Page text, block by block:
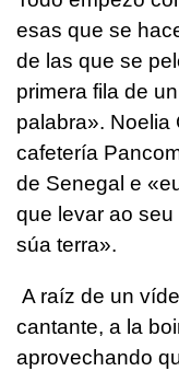
esas que se
de las que se
primera fila de
palabra». Noelia
cafetería
de Senegal e «
que levar ao
súa terra».
A raíz de un
cantante, a la
aprovechando